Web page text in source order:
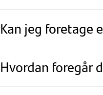
Kan jeg foretage
Hvordan foregår